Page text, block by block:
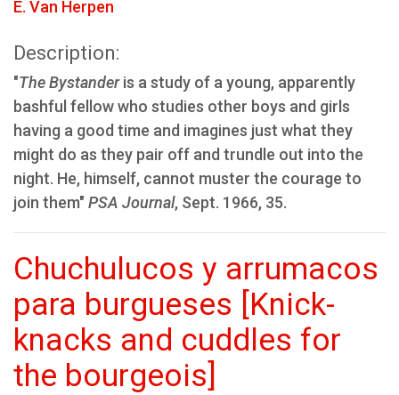
E. Van Herpen
Description:
"The Bystanderis a study of a young, apparently
bashful fellow who studies other boys and girls
having a good time and imagines just what they
might do as they pair off and trundle out into the
night. He, himself, cannot muster the courage to
join them" PSA Journal, Sept. 1966, 35.
Chuchulucos y arrumacos
para burgueses [Knick-
knacks and cuddles for
the bourgeois]